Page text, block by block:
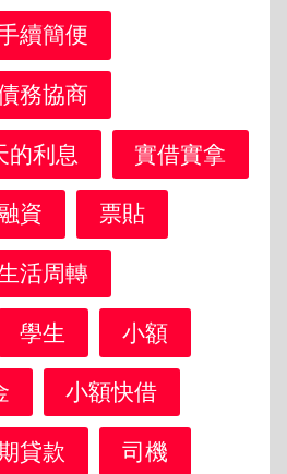
續簡便
務協商
的利息 實借實拿
資 票貼
活周轉
學生 小額
小額快借
貸款 司機